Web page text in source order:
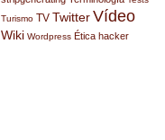
Turismo TV Twitter Vídeo
Wiki Wordpress Ética hacker